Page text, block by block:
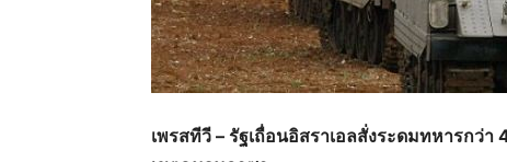
เพรสทีวี – รัฐเถื่อนอิสราเอลสั่งระดมทหารก